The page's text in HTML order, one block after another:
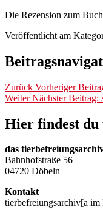
Die Rezension zum
Veröffentlicht am
Zurück Vorheriger
Weiter Nächster Beitrag:
Hier findest du
das
Bahnhofstraße 56
04720 Döbeln
Kontakt
tierbefreiungsarchiv[a im